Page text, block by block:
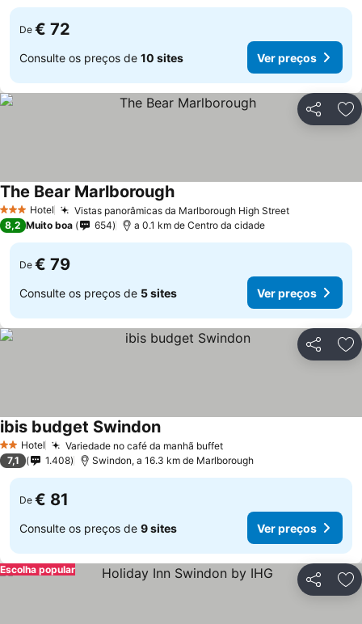
De € 72
Consulte os preços de 10 sites Ver preços
Partilhar
3 EstrelasHotel Vistas panorâmicas da Marlborough High StreetVer preços
The Bear MarlboroughVer preços
8,2 Muito boa 654 a 0.1 km de Centro da cidade
De € 79
Consulte os preços de 5 sites Ver preços
Partilhar
2 Estrelas
Hotel Variedade no café da manhã buffetVer preços
ibis budget SwindonVer preços
7,1 1.408 Swindon, a 16.3 km de Marlborough
De € 81
Consulte os preços de 9 sites Ver preços
Partilhar
Escolha popular